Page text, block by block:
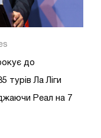
до
турів Ла Ліги
Реал на 7